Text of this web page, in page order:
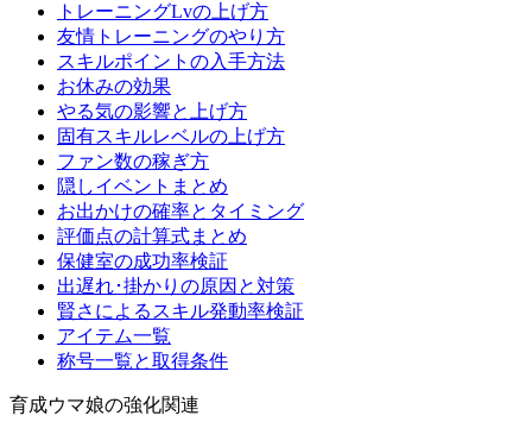
トレーニングLvの上げ方
友情トレーニングのやり方
スキルポイントの入手方法
お休みの効果
やる気の影響と上げ方
固有スキルレベルの上げ方
ファン数の稼ぎ方
隠しイベントまとめ
お出かけの確率とタイミング
評価点の計算式まとめ
保健室の成功率検証
出遅れ･掛かりの原因と対策
賢さによるスキル発動率検証
アイテム一覧
称号一覧と取得条件
育成ウマ娘の強化関連